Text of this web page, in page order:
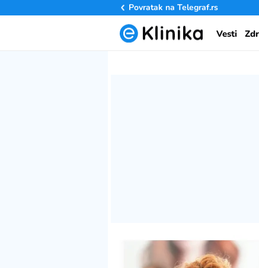
Povratak na Telegraf.rs
Vesti